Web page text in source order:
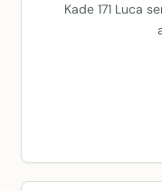
Kade 171 Luca